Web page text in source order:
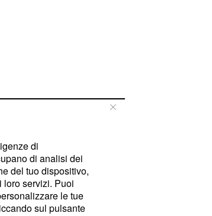
di
di analisi dei
del tuo dispositivo,
loro servizi. Puoi
le tue
sul pulsante